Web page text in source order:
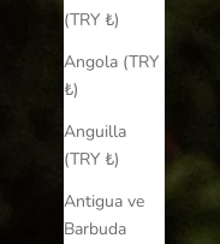
(TRY ₺)
Angola (TRY
₺)
Anguilla
(TRY ₺)
Antigua ve
Barbuda